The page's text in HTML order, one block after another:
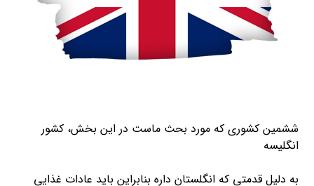
ششمین کشوری که مورد بحث ماست در این بخش، کشور
انگلیسه
به دلیل قدمتی که انگلستان داره بنابراین باید عادات غذایی